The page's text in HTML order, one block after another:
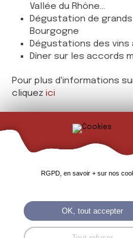
Vallée du Rhône...
Dégustation de
Bourgogne
Dégustations des vins
Dîner sur les accords
Pour plus d'informations
cliquez ici
Abonnez-vous à
Mailing d'information 1
RGPD, en savoir + sur nos
OK, tout accepter